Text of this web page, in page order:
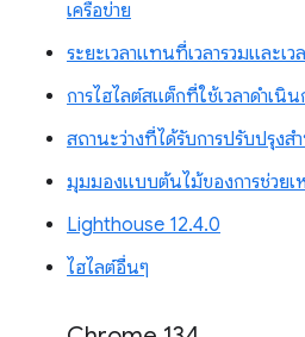
เครือข่าย
ระยะเวลาแทนที่เวลารวมและเ
การไฮไลต์สแต็กที่ใช้เวลาดำเนิน
สถานะว่างที่ได้รับการปรับปรุงส
มุมมองแบบต้นไม้ของการช่วย
Lighthouse 12.4.0
ไฮไลต์อื่นๆ